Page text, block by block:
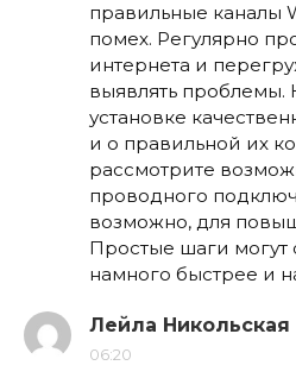
правильные каналы
помех. Регулярно
интернета и
выявлять проблемы.
установке
и о правильной их
рассмотрите
проводного
возможно, для
Простые шаги могут
намного быстрее и
Лейла Никольская
06:20